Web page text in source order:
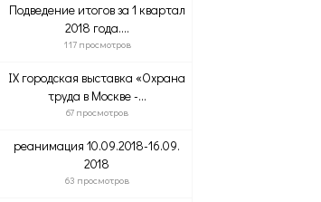
Подведение итогов за 1 квартал
2018 года....
117 просмотров
IX городская выставка «Охрана
труда в Москве -...
67 просмотров
реанимация 10.09.2018-16.09.
2018
63 просмотров